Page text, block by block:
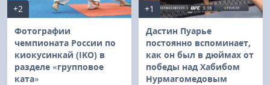
+2
Фотографии
чемпионата России по
киокусинкай (IKO) в
разделе «групповое
ката»
+1
Дастин Пуарье
постоянно вспоминает,
как он был в дюймах от
победы над Хабибом
Нурмагомедовым